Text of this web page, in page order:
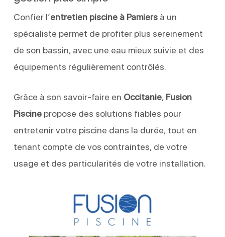
Confier l’entretien piscine à Pamiersà un
spécialiste permet de profiter plus sereinement
de son bassin, avec une eau mieux suivie et des
équipements régulièrement contrôlés.
Grâce à son savoir-faire en Occitanie, Fusion
Piscinepropose des solutions fiables pour
entretenir votre piscine dans la durée, tout en
tenant compte de vos contraintes, de votre
usage et des particularités de votre installation.